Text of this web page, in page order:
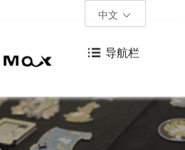
中文
导航栏